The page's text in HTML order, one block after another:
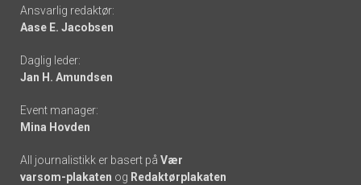
-
links
Ansvarlig redaktør:
Aase E. Jacobsen
Daglig leder:
Jan H. Amundsen
Event manager:
Mina Hovden
All journalistikk er basert på Vær
varsom-plakaten og Redaktørplakaten